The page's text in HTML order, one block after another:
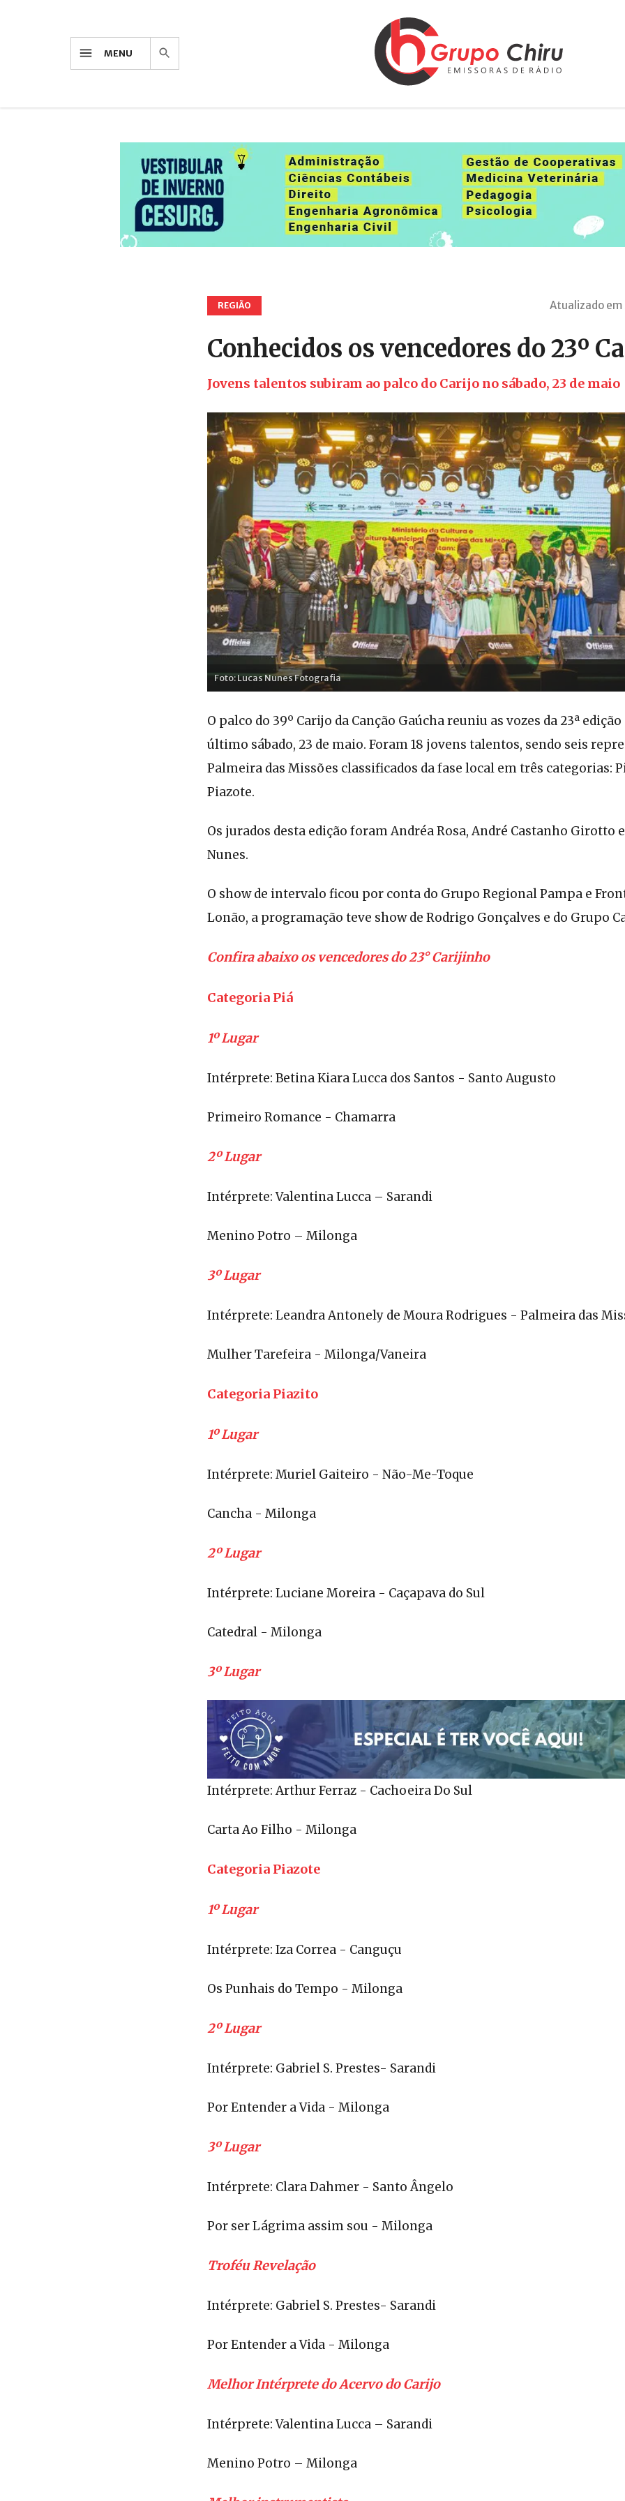
MENU
REGIÃO Atualizado
Conhecidos os vencedores do 23º
Jovens talentos subiram ao palco do Carijo no sábado, 23 de maio
Foto: Lucas Nunes Fotografia
O palco do 39º Carijo da Canção Gaúcha reuniu as vozes da 23ª
último sábado, 23 de maio. Foram 18 jovens talentos, sendo seis
Palmeira das Missões classificados da fase local em três categorias:
Piazote.
Os jurados desta edição foram Andréa Rosa, André Castanho Girotto
Nunes.
O show de intervalo ficou por conta do Grupo Regional Pampa e
Lonão, a programação teve show de Rodrigo Gonçalves e do Grupo
Confira abaixo os vencedores do 23° Carijinho
Categoria Piá
1º Lugar
Intérprete: Betina Kiara Lucca dos Santos - Santo Augusto
Primeiro Romance - Chamarra
2º Lugar
Intérprete: Valentina Lucca – Sarandi
Menino Potro – Milonga
3º Lugar
Intérprete: Leandra Antonely de Moura Rodrigues - Palmeira das
Mulher Tarefeira - Milonga/Vaneira
Categoria Piazito
1º Lugar
Intérprete: Muriel Gaiteiro - Não-Me-Toque
Cancha - Milonga
2º Lugar
Intérprete: Luciane Moreira - Caçapava do Sul
Catedral - Milonga
3º Lugar
Intérprete: Arthur Ferraz - Cachoeira Do Sul
Carta Ao Filho - Milonga
Categoria Piazote
1º Lugar
Intérprete: Iza Correa - Canguçu
Os Punhais do Tempo - Milonga
2º Lugar
Intérprete: Gabriel S. Prestes- Sarandi
Por Entender a Vida - Milonga
3º Lugar
Intérprete: Clara Dahmer - Santo Ângelo
Por ser Lágrima assim sou - Milonga
Troféu Revelação
Intérprete: Gabriel S. Prestes- Sarandi
Por Entender a Vida - Milonga
Melhor Intérprete do Acervo do Carijo
Intérprete: Valentina Lucca – Sarandi
Menino Potro – Milonga